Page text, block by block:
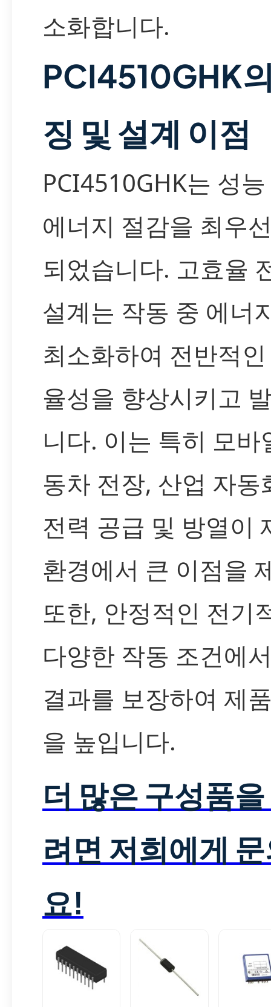
소화합니다.
PCI4510GHK
징 및 설계 이점
PCI4510GHK는 성
에너지 절감을 최우
되었습니다. 고효율
설계는 작동 중 에너
최소화하여 전반적
율성을 향상시키고
니다. 이는 특히 모바
동차 전장, 산업 자동
전력 공급 및 방열이
환경에서 큰 이점을
또한, 안정적인 전기
다양한 작동 조건에
결과를 보장하여 제
을 높입니다.
더 많은 구성품
려면 저희에게
요!